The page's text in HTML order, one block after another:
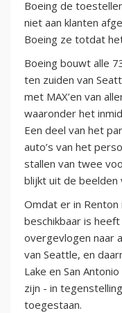
Boeing de
niet aan klanten
Boeing ze totdat
Boeing bouwt alle
ten zuiden van
met MAX’en van
waaronder het
Een deel van het
auto’s van het
stallen van twee
blijkt uit de beelden
Omdat er in
beschikbaar is
overgevlogen naar
van Seattle, en
Lake en San
zijn - in
toegestaan.